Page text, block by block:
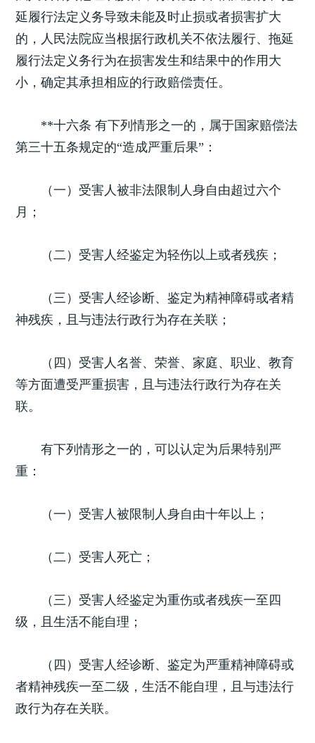
延履行法定义务导致未能及时止损或者损害扩大
的，人民法院应当根据行政机关不依法履行、拖延
履行法定义务行为在损害发生和结果中的作用大
小，确定其承担相应的行政赔偿责任。
**十六条 有下列情形之一的，属于国家赔偿法
第三十五条规定的“造成严重后果”：
（一）受害人被非法限制人身自由超过六个
月；
（二）受害人经鉴定为轻伤以上或者残疾；
（三）受害人经诊断、鉴定为精神障碍或者精
神残疾，且与违法行政行为存在关联；
（四）受害人名誉、荣誉、家庭、职业、教育
等方面遭受严重损害，且与违法行政行为存在关
联。
有下列情形之一的，可以认定为后果特别严
重：
（一）受害人被限制人身自由十年以上；
（二）受害人死亡；
（三）受害人经鉴定为重伤或者残疾一至四
级，且生活不能自理；
（四）受害人经诊断、鉴定为严重精神障碍或
者精神残疾一至二级，生活不能自理，且与违法行
政行为存在关联。